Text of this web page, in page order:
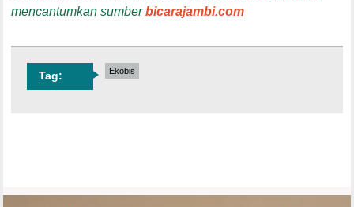
mencantumkan sumberbicarajambi.com
Tag: Ekobis